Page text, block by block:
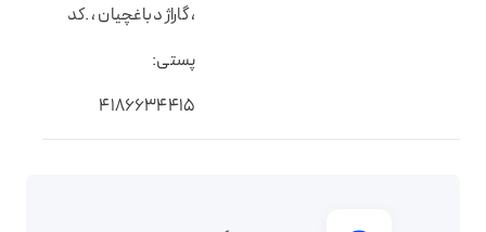
، گاراژ دباغچیان ، .کد
پستی:
۴۱۸۶۶۳۴۴۱۵